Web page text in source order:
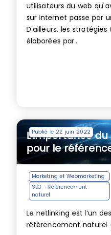
utilisateurs du web
sur Internet passe par
D'ailleurs, les
élaborées par...
Publié le 22 juin 2022
L’importance
pour le
Marketing et Webmarketing
SEO - Référencement
naturel
Le netlinking est l’un
référencement naturel